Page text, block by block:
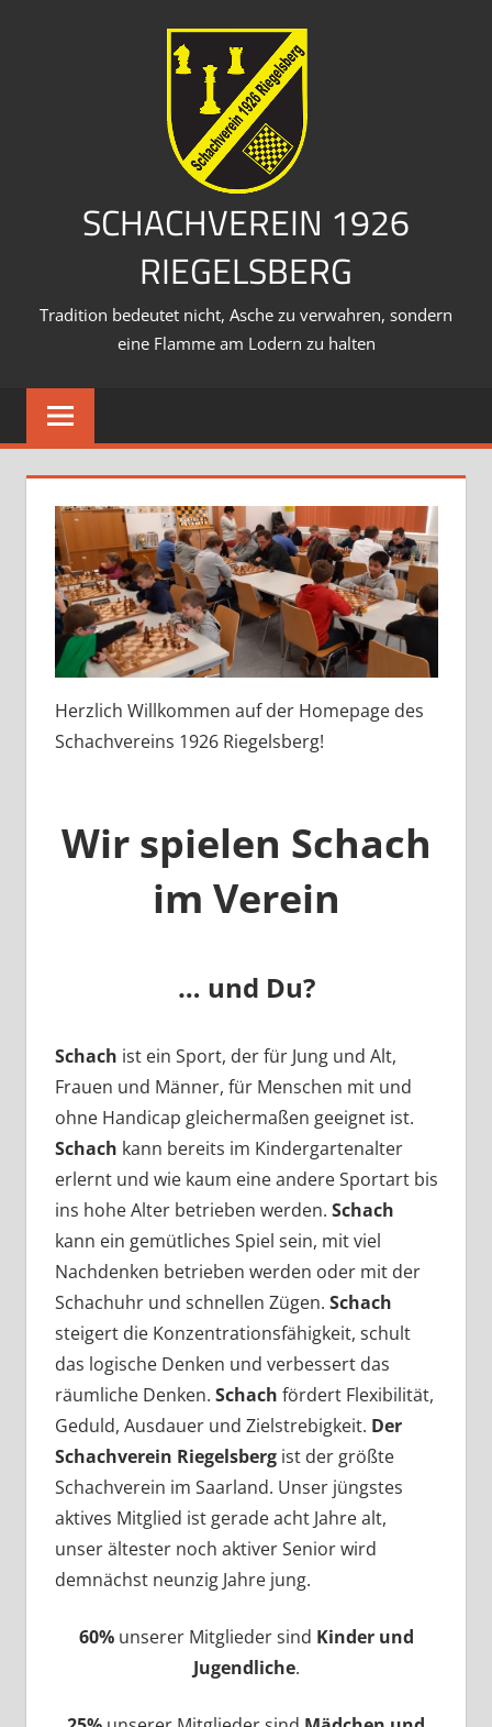
SCHACHVEREIN 1926
RIEGELSBERG
Tradition bedeutet nicht, Asche zu verwahren, sondern
eine Flamme am Lodern zu halten
Herzlich Willkommen auf der Homepage des
Schachvereins 1926 Riegelsberg!
Wir spielen Schach
im Verein
… und Du?
Schach ist ein Sport, der für Jung und Alt,
Frauen und Männer, für Menschen mit und
ohne Handicap gleichermaßen geeignet ist.
Schach kann bereits im Kindergartenalter
erlernt und wie kaum eine andere Sportart bis
ins hohe Alter betrieben werden. Schach
kann ein gemütliches Spiel sein, mit viel
Nachdenken betrieben werden oder mit der
Schachuhr und schnellen Zügen. Schach
steigert die Konzentrationsfähigkeit, schult
das logische Denken und verbessert das
räumliche Denken. Schach fördert Flexibilität,
Geduld, Ausdauer und Zielstrebigkeit. Der
Schachverein Riegelsbergist der größte
Schachverein im Saarland. Unser jüngstes
aktives Mitglied ist gerade acht Jahre alt,
unser ältester noch aktiver Senior wird
demnächst neunzig Jahre jung.
60% unserer Mitglieder sind Kinder und
Jugendliche.